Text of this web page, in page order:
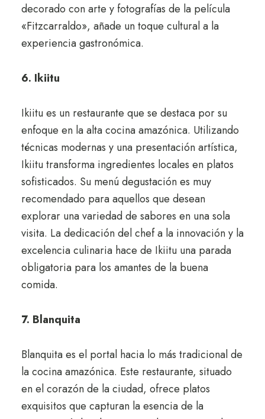
decorado con arte y fotografías de la película
«Fitzcarraldo», añade un toque cultural a la
experiencia gastronómica.
6. Ikiitu
Ikiitu es un restaurante que se destaca por su
enfoque en la alta cocina amazónica. Utilizando
técnicas modernas y una presentación artística,
Ikiitu transforma ingredientes locales en platos
sofisticados. Su menú degustación es muy
recomendado para aquellos que desean
explorar una variedad de sabores en una sola
visita. La dedicación del chef a la innovación y la
excelencia culinaria hace de Ikiitu una parada
obligatoria para los amantes de la buena
comida.
7. Blanquita
Blanquita es el portal hacia lo más tradicional de
la cocina amazónica. Este restaurante, situado
en el corazón de la ciudad, ofrece platos
exquisitos que capturan la esencia de la